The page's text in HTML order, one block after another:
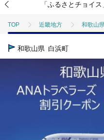
「ふるさとチョイ
TOP 近畿地方 和歌山
TOP
旅行・宿泊・体験
和歌山県 白浜町